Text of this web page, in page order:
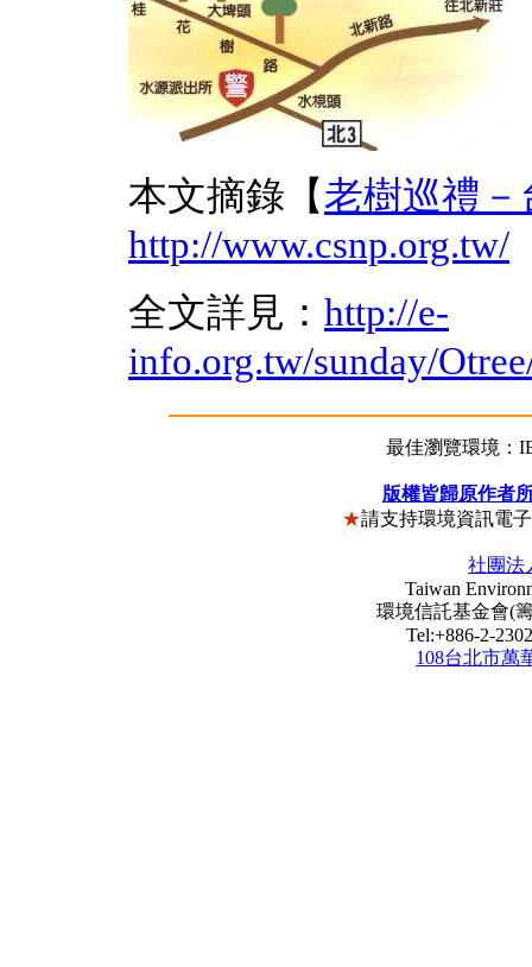
本文摘錄【老樹巡禮
http://www.csnp.org.tw/
全文詳見： http://e-
info.org.tw/sunday/
最佳瀏覽環境：
版權皆歸原作者
★請支持環境資訊電
社團法
Taiwan
環境信託基金會(籌
Tel:+886-2-
108台北市萬